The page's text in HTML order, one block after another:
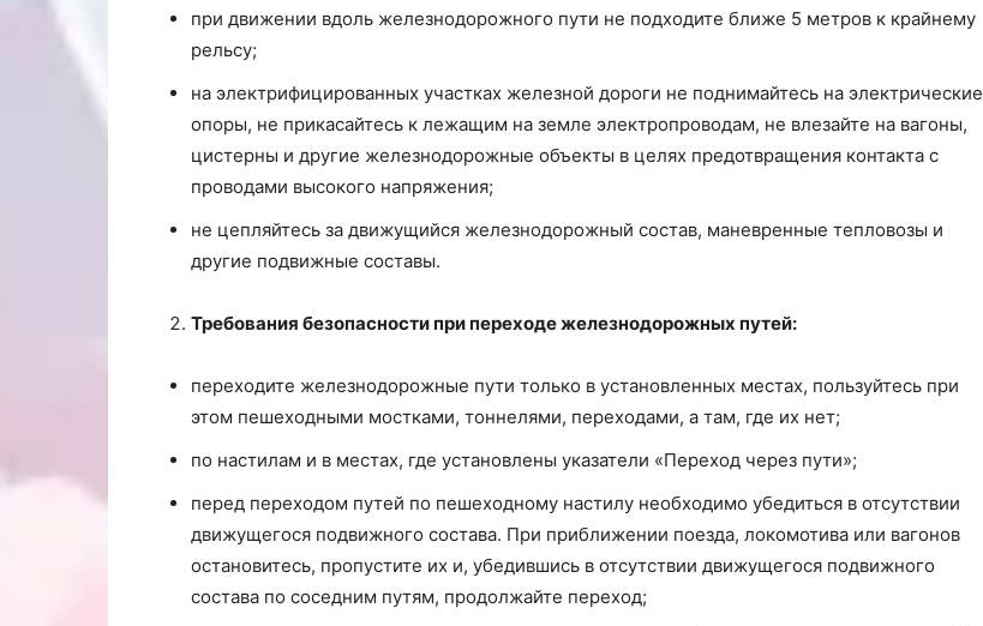
при движении вдоль железнодорожного пути не подходите ближе 5 метров к крайнему
рельсу;
на электрифицированных участках железной дороги не поднимайтесь на электрические
опоры, не прикасайтесь к лежащим на земле электропроводам, не влезайте на вагоны,
цистерны и другие железнодорожные объекты в целях предотвращения контакта с
проводами высокого напряжения;
не цепляйтесь за движущийся железнодорожный состав, маневренные тепловозы и
другие подвижные составы.
Требования безопасности при переходе железнодорожных путей:
переходите железнодорожные пути только в установленных местах, пользуйтесь при
этом пешеходными мостками, тоннелями, переходами, а там, где их нет;
по настилам и в местах, где установлены указатели «Переход через пути»;
перед переходом путей по пешеходному настилу необходимо убедиться в отсутствии
движущегося подвижного состава. При приближении поезда, локомотива или вагонов
остановитесь, пропустите их и, убедившись в отсутствии движущегося подвижного
состава по соседним путям, продолжайте переход;